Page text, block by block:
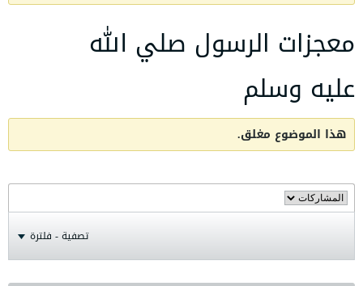
معجزات الرسول صلي الله
عليه وسلم
هذا الموضوع مغلق.
تصفية - فلترة